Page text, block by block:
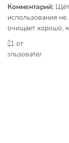
Комментарий:
использования не
очищает хорошо,